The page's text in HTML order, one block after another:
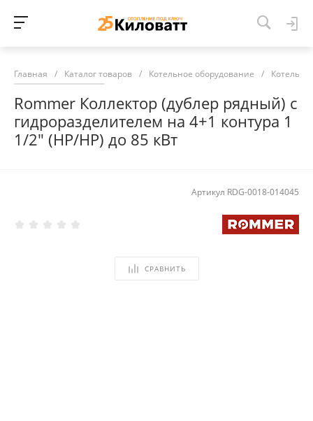
Главная / Каталог товаров / Котельное оборудование /
Rommer Коллектор (дублер рядный) с
гидроразделителем на 4+1 контура 1
1/2" (НР/НР) до 85 кВт
Артикул RDG-0018-014045
СРАВНИТЬ